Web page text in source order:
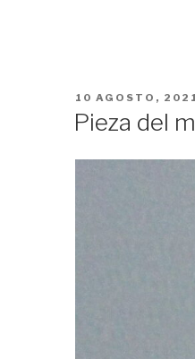
PUBLICADO
10 AGOSTO, 2021
Pieza del